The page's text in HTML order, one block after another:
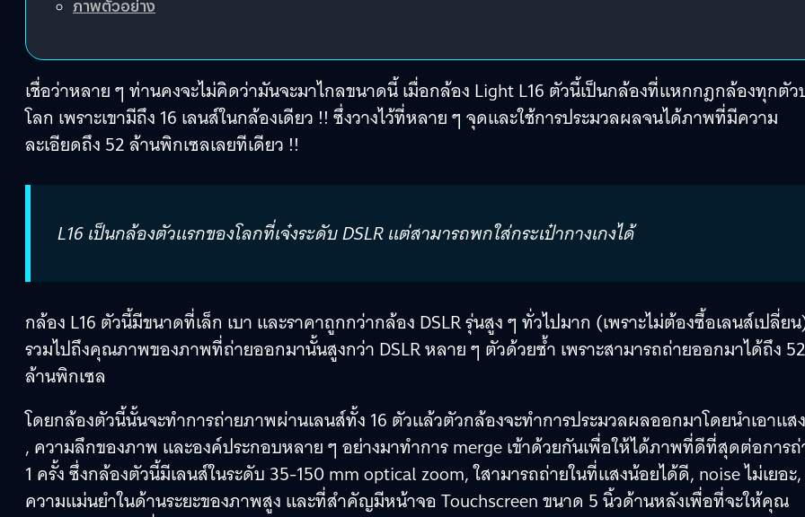
ภาพตัวอย่าง
เชื่อว่าหลาย ๆ ท่านคงจะไม่คิดว่ามันจะมาไกลขนาดนี้ เมื่อกล้อง Light L16 ตัวนี้เป็นกล้องที่แหกกฎกล้องทุกตั
โลก เพราะเขามีถึง 16 เลนส์ในกล้องเดียว !! ซึ่งวางไว้ที่หลาย ๆ จุดและใช้การประมวลผลจนได้ภาพที่มีความ
ละเอียดถึง 52 ล้านพิกเซลเลยทีเดียว !!
L16 เป็นกล้องตัวแรกของโลกที่เจ๋งระดับ DSLR แต่สามารถพกใส่กระเป๋ากางเกงได้
กล้อง L16 ตัวนี้มีขนาดที่เล็ก เบา และราคาถูกกว่ากล้อง DSLR รุ่นสูง ๆ ทั่วไปมาก (เพราะไม่ต้องซื้อเลนส์เปลี่ย
รวมไปถึงคุณภาพของภาพที่ถ่ายออกมานั้นสูงกว่า DSLR หลาย ๆ ตัวด้วยซ้ำ เพราะสามารถถ่ายออกมาได้ถึง 52
ล้านพิกเซล
โดยกล้องตัวนี้นั้นจะทำการถ่ายภาพผ่านเลนส์ทั้ง 16 ตัวแล้วตัวกล้องจะทำการประมวลผลออกมาโดยนำเอาแส
, ความลึกของภาพ และองค์ประกอบหลาย ๆ อย่างมาทำการ merge เข้าด้วยกันเพื่อให้ได้ภาพที่ดีที่สุดต่อการ
1 ครั้ง ซึ่งกล้องตัวนี้มีเลนส์ในระดับ 35-150 mm optical zoom, ใสามารถถ่ายในที่แสงน้อยได้ดี, noise ไม่เยอะ
ความแม่นยำในด้านระยะของภาพสูง และที่สำคัญมีหน้าจอ Touchscreen ขนาด 5 นิ้วด้านหลังเพื่อที่จะให้คุณ